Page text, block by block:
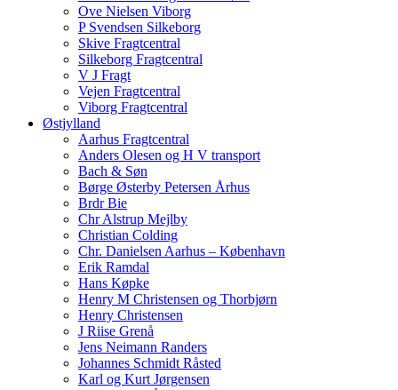
Ove Nielsen Viborg
P Svendsen Silkeborg
Skive Fragtcentral
Silkeborg Fragtcentral
V J Fragt
Vejen Fragtcentral
Viborg Fragtcentral
Østjylland
Aarhus Fragtcentral
Anders Olesen og H V transport
Bach & Søn
Børge Østerby Petersen Århus
Brdr Bie
Chr Alstrup Mejlby
Christian Colding
Chr. Danielsen Aarhus – København
Erik Ramdal
Hans Køpke
Henry M Christensen og Thorbjørn
Henry Christensen
J Riise Grenå
Jens Neimann Randers
Johannes Schmidt Råsted
Karl og Kurt Jørgensen